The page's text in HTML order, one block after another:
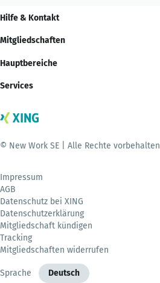
Hilfe & Kontakt
Mitgliedschaften
Hauptbereiche
Services
© New Work SE | Alle Rechte vorbehalten
Impressum
AGB
Datenschutz bei XING
Datenschutzerklärung
Mitgliedschaft kündigen
Tracking
Mitgliedschaften widerrufen
Sprache Deutsch